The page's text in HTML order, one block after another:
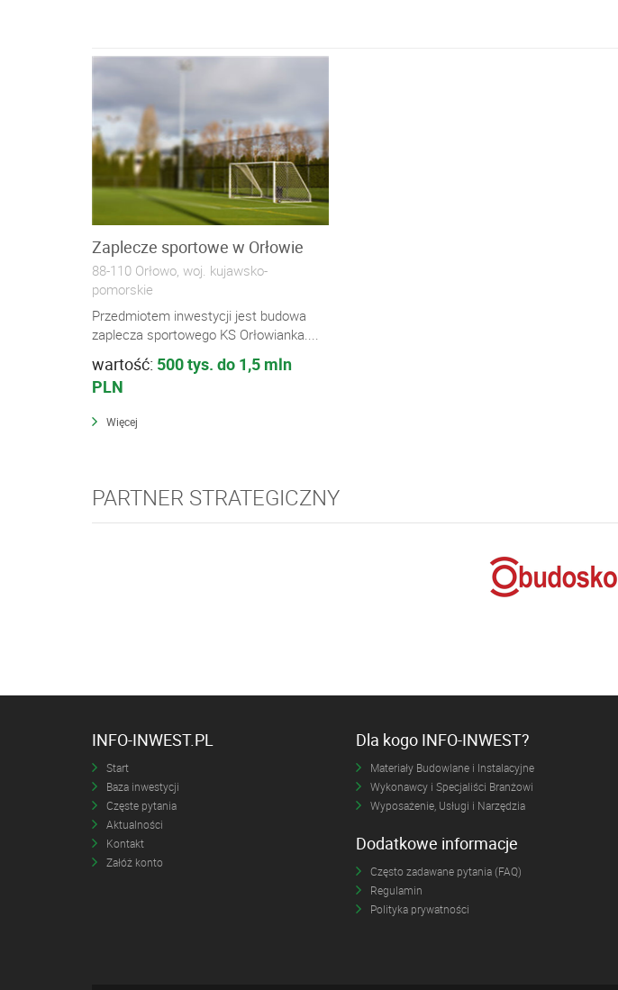
Zaplecze sportowe w Orłowie
88-110 Orłowo, woj. kujawsko-
pomorskie
Przedmiotem inwestycji jest budowa
zaplecza sportowego KS Orłowianka....
wartość: 500 tys. do 1,5 mln
PLN
Więcej
PARTNER STRATEGICZNY
INFO-INWEST.PL
Start
Baza inwestycji
Częste pytania
Aktualności
Kontakt
Załóż konto
Dla kogo INFO-INWEST?
Materiały Budowlane i Instalacyjne
Wykonawcy i Specjaliści Branżowi
Wyposażenie, Usługi i Narzędzia
Dodatkowe informacje
Często zadawane pytania (FAQ)
Regulamin
Polityka prywatności